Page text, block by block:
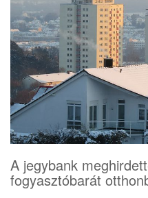
A jegybank
fogyasztóbarát